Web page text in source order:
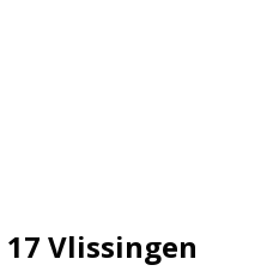
Vlissingen